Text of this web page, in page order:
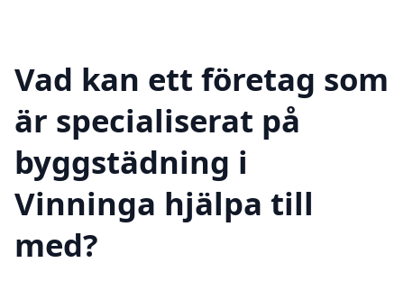
Vad kan ett företag som
är specialiserat på
byggstädning i
Vinninga hjälpa till
med?